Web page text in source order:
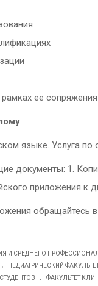
рамках ее
языке. Услуга по
документы: 1.
приложения к
обращайтесь в
И СРЕДНЕГО
. ПЕДИАТРИЧЕСКИЙ
. ФАКУЛЬТЕТ